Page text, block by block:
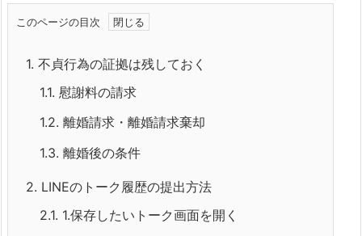
このページの目次
1. 不貞行為の証拠は残しておく
1.1. 慰謝料の請求
1.2. 離婚請求・離婚請求棄却
1.3. 離婚後の条件
2. LINEのトーク履歴の提出方法
2.1. 1.保存したいトーク画面を開く